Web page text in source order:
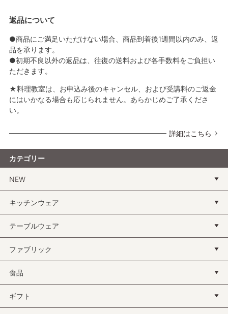
返品について
●商品にご満足いただけない場合、商品到着後1週間以内のみ、返
品を承ります。
●初期不良以外の返品は、往復の送料および各手数料をご負担い
ただきます。
★料理教室は、お申込み後のキャンセル、および受講料のご返金
にはいかなる場合も応じられません。あらかじめご了承くださ
い。
詳細はこちら
カテゴリー
NEW
キッチンウェア
食品
ギフト
テーブルウェア
ファブリック